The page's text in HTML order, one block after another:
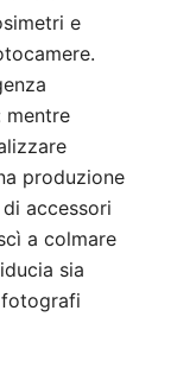
e
mentre
produzione
accessori
a colmare
sia